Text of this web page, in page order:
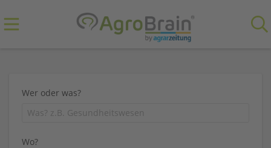
Wer oder was?
Wo?